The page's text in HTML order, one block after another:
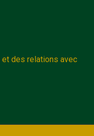
des relations avec